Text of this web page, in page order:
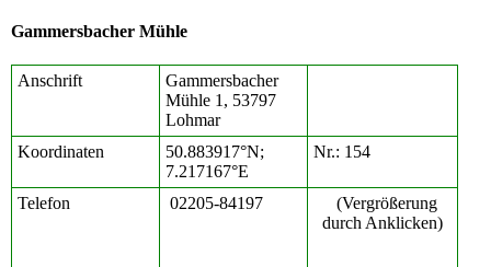
Gammersbacher Mühle
Anschrift
Gammersbacher
Mühle 1, 53797
Lohmar
Koordinaten
50.883917°N;
7.217167°E
Nr.: 154
Telefon 02205-84197
(Vergrößerung
durch Anklicken)